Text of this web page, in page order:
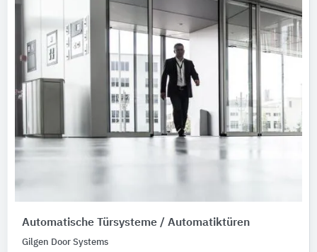
Automatische Türsysteme / Automatiktüren
Gilgen Door Systems